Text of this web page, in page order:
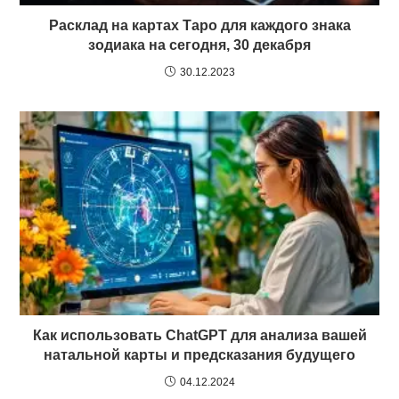
Расклад на картах Таро для каждого знака
зодиака на сегодня, 30 декабря
30.12.2023
Как использовать ChatGPT для анализа вашей
натальной карты и предсказания будущего
04.12.2024